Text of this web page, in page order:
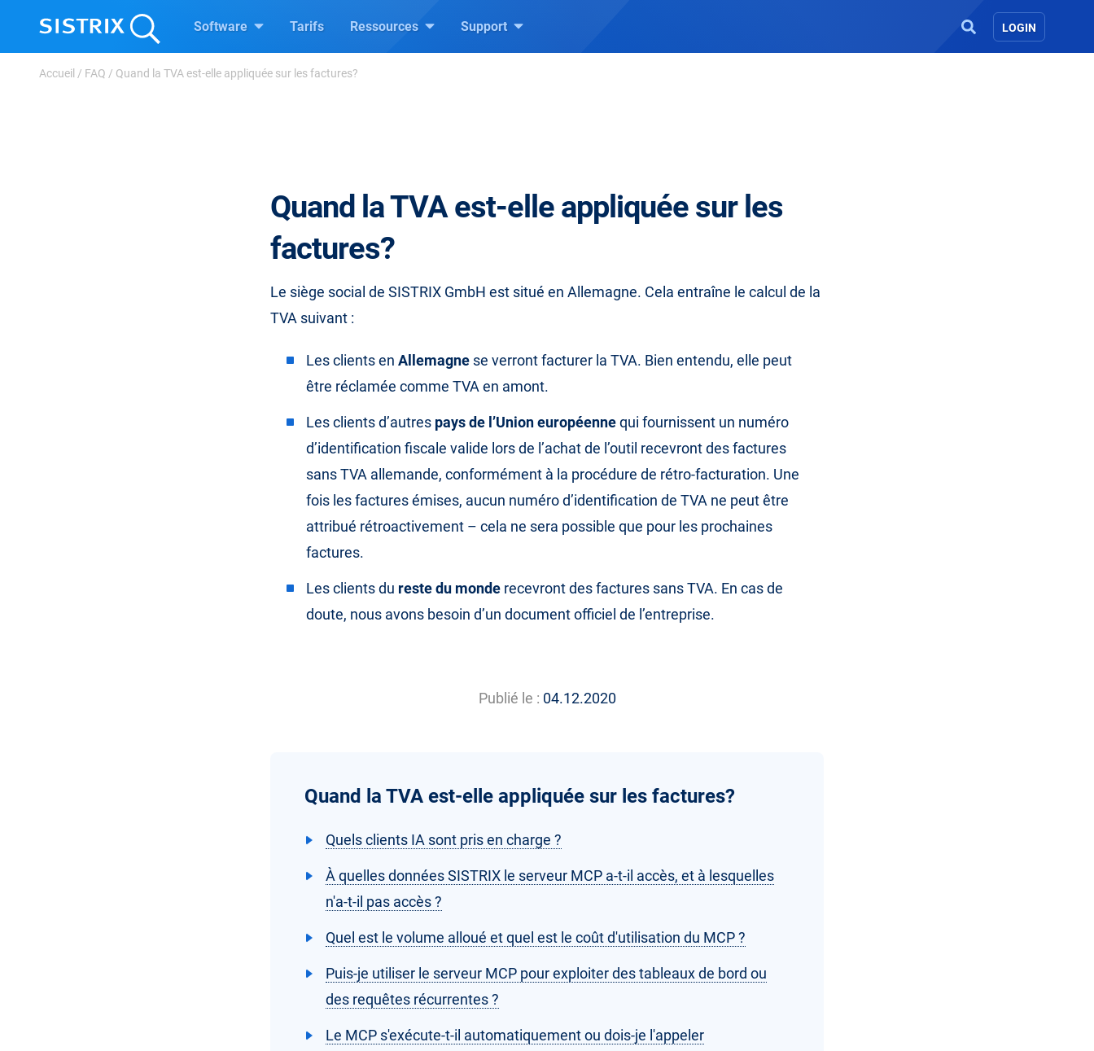
Software Tarifs Ressources Support LOGIN
Accueil / FAQ / Quand la TVA est-elle appliquée sur les factures?
Quand la TVA est-elle appliquée sur les
factures?
Le siège social de SISTRIX GmbH est situé en Allemagne. Cela entraîne le calcul de la
TVA suivant :
Les clients en Allemagne se verront facturer la TVA. Bien entendu, elle peut
être réclamée comme TVA en amont.
Les clients d’autres pays de l’Union européennequi fournissent un numéro
d’identification fiscale valide lors de l’achat de l’outil recevront des factures
sans TVA allemande, conformément à la procédure de rétro-facturation. Une
fois les factures émises, aucun numéro d’identification de TVA ne peut être
attribué rétroactivement – cela ne sera possible que pour les prochaines
factures.
Les clients du reste du monde recevront des factures sans TVA. En cas de
doute, nous avons besoin d’un document officiel de l’entreprise.
Publié le : 04.12.2020
Quand la TVA est-elle appliquée sur les factures?
Quels clients IA sont pris en charge ?
À quelles données SISTRIX le serveur MCP a-t-il accès, et à lesquelles
n'a-t-il pas accès ?
Quel est le volume alloué et quel est le coût d'utilisation du MCP ?
Puis-je utiliser le serveur MCP pour exploiter des tableaux de bord ou
des requêtes récurrentes ?
Le MCP s'exécute-t-il automatiquement ou dois-je l'appeler